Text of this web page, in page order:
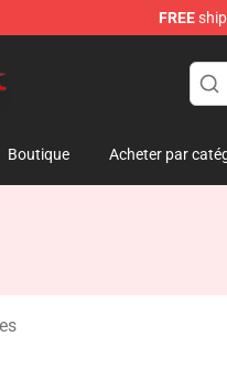
FREE
Boutique Acheter par